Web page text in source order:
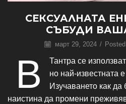
СЕКСУАЛНАТА
СЪБУДИ
март 29, 2024 /
В
Тантра се
но най-известната
Изучаването как
наистина да промени